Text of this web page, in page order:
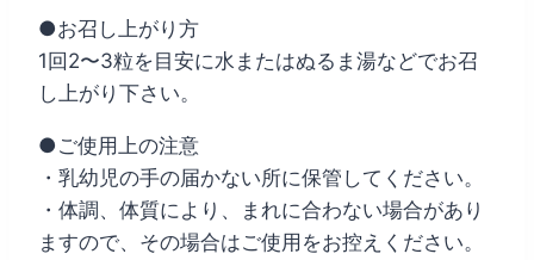
●お召し上がり方
1回2〜3粒を目安に水またはぬるま湯などでお召
し上がり下さい。
●ご使用上の注意
・乳幼児の手の届かない所に保管してください。
・体調、体質により、まれに合わない場合があり
ますので、その場合はご使用をお控えください。